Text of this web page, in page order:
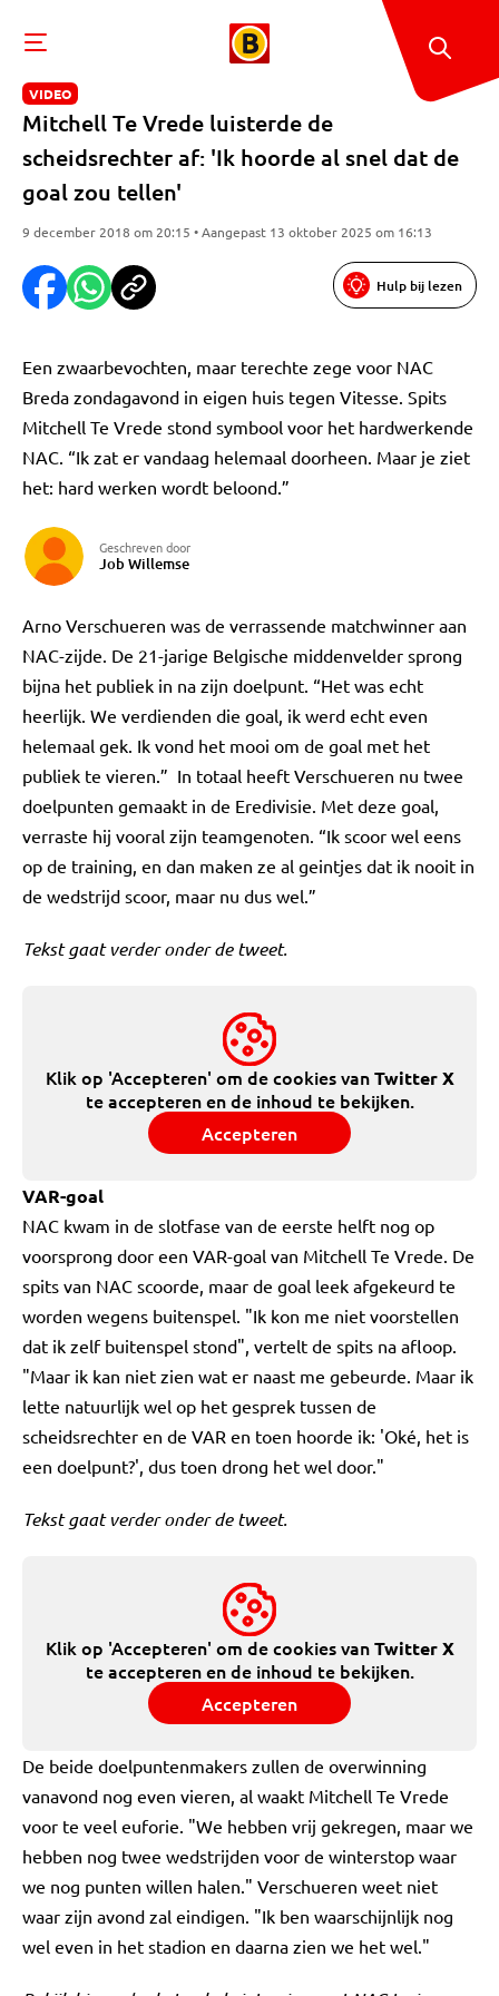
VIDEO
Mitchell Te Vrede luisterde de
scheidsrechter af: 'Ik hoorde al snel dat de
goal zou tellen'
9 december 2018 om 20:15 • Aangepast 13 oktober 2025 om 16:13
Hulp bij lezen
Een zwaarbevochten, maar terechte zege voor NAC
Breda zondagavond in eigen huis tegen Vitesse. Spits
Mitchell Te Vrede stond symbool voor het hardwerkende
NAC. “Ik zat er vandaag helemaal doorheen. Maar je ziet
het: hard werken wordt beloond.”
Geschreven door
Job Willemse
Arno Verschueren was de verrassende matchwinner aan
NAC-zijde. De 21-jarige Belgische middenvelder sprong
bijna het publiek in na zijn doelpunt. “Het was echt
heerlijk. We verdienden die goal, ik werd echt even
helemaal gek. Ik vond het mooi om de goal met het
publiek te vieren.” In totaal heeft Verschueren nu twee
doelpunten gemaakt in de Eredivisie. Met deze goal,
verraste hij vooral zijn teamgenoten. “Ik scoor wel eens
op de training, en dan maken ze al geintjes dat ik nooit in
de wedstrijd scoor, maar nu dus wel.”
Tekst gaat verder onder de tweet.
Klik op 'Accepteren' om de cookies vanTwitter X
te accepteren en de inhoud te bekijken.
Accepteren
VAR-goal
NAC kwam in de slotfase van de eerste helft nog op
voorsprong door een VAR-goal van Mitchell Te Vrede. De
spits van NAC scoorde, maar de goal leek afgekeurd te
worden wegens buitenspel. "Ik kon me niet voorstellen
dat ik zelf buitenspel stond", vertelt de spits na afloop.
"Maar ik kan niet zien wat er naast me gebeurde. Maar ik
lette natuurlijk wel op het gesprek tussen de
scheidsrechter en de VAR en toen hoorde ik: 'Oké, het is
een doelpunt?', dus toen drong het wel door."
Tekst gaat verder onder de tweet.
Klik op 'Accepteren' om de cookies vanTwitter X
te accepteren en de inhoud te bekijken.
Accepteren
De beide doelpuntenmakers zullen de overwinning
vanavond nog even vieren, al waakt Mitchell Te Vrede
voor te veel euforie. "We hebben vrij gekregen, maar we
hebben nog twee wedstrijden voor de winterstop waar
we nog punten willen halen." Verschueren weet niet
waar zijn avond zal eindigen. "Ik ben waarschijnlijk nog
wel even in het stadion en daarna zien we het wel."